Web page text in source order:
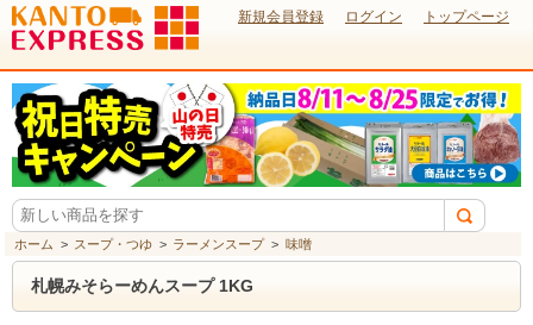
新規会員登録 ログイン トップページ
ホーム > スープ・つゆ > ラーメンスープ > 味噌
札幌みそらーめんスープ 1KG